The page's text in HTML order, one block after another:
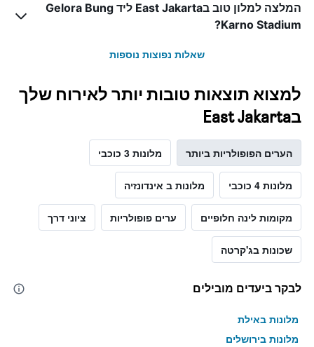
המלצה למלון טוב בEast Jakarta ליד Gelora Bung
Karno Stadium?
שאלות נפוצות נוספות
למצוא תוצאות טובות יותר לאירוח שלך
בEast Jakarta
הערים הפופולריות ביותר מלונות 3 כוכבי
מלונות 4 כוכבי מלונות ב אינדונזיה
מקומות לינה חלופיים ערים פופולריות ציוני דרך
שכונות בג'קרטה
לבקר ביעדים מובילים
מלונות באילת
מלונות בירושלים